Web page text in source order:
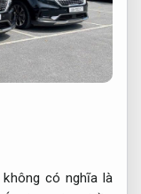
có nghĩa là